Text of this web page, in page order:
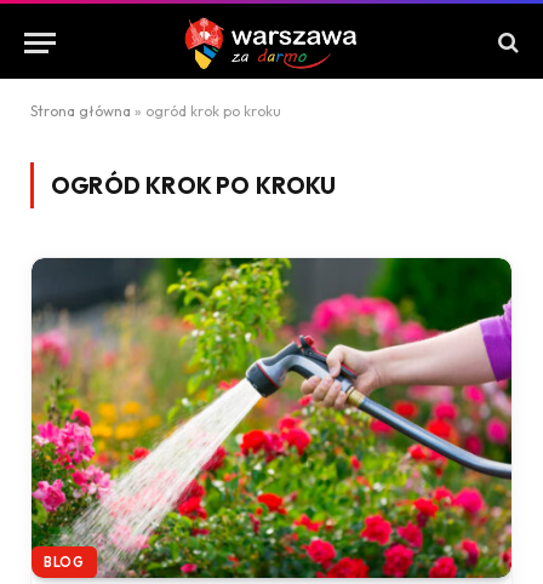
Strona główna » ogród krok po kroku
OGRÓD KROK PO KROKU
BLOG